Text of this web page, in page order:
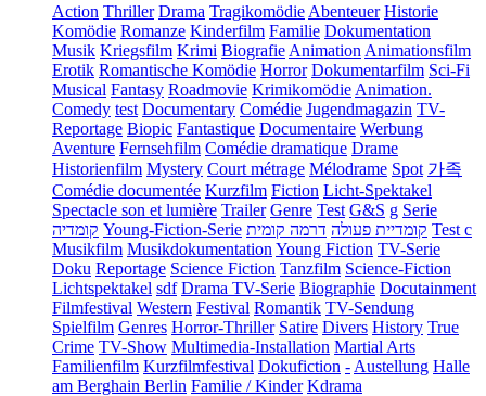
Action Thriller Drama Tragikomödie Abenteuer Historie
Komödie Romanze Kinderfilm Familie Dokumentation
Musik Kriegsfilm Krimi Biografie Animation Animationsfilm
Erotik Romantische Komödie Horror Dokumentarfilm Sci-Fi
Musical Fantasy Roadmovie Krimikomödie Animation.
Comedy test Documentary Comédie Jugendmagazin TV-
Reportage Biopic Fantastique Documentaire Werbung
Aventure Fernsehfilm Comédie dramatique Drame
Historienfilm Mystery Court métrage Mélodrame Spot 가족
Comédie documentée Kurzfilm Fiction Licht-Spektakel
Spectacle son et lumière Trailer Genre Test G&S g Serie
קומדיה Young-Fiction-Serie קומדיית פעולה דרמה קומית
Test c
Musikfilm Musikdokumentation Young Fiction TV-Serie
Doku Reportage Science Fiction Tanzfilm Science-Fiction
Lichtspektakel sdf Drama TV-Serie Biographie Docutainment
Filmfestival Western Festival Romantik TV-Sendung
Spielfilm Genres Horror-Thriller Satire Divers History True
Crime TV-Show Multimedia-Installation Martial Arts
Familienfilm Kurzfilmfestival Dokufiction - Austellung Halle
am Berghain Berlin Familie / Kinder Kdrama